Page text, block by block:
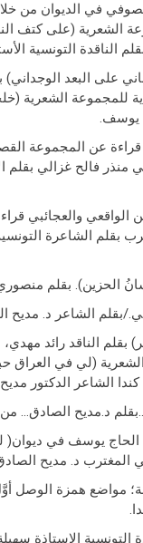
في الديوان من
الشعرية (على كتف
الناقدة التونسية
على البعد
للمجموعة الشعرية
يوسف.
قراءة عن المجموعة
منذر فالح غزالي بقلم
والعجائبي
بقلم الشاعرة
الحزين). بقلم
بقلم الشاعر د. مديح
الناقد رائد مهدي،
(لي في العراق
الشاعر الدكتور
د.مديح الصادق… من
الحاج يوسف في ديوان(
المغترب د. مديح
مواضع همزة الوصل
التونسية الاستاذة